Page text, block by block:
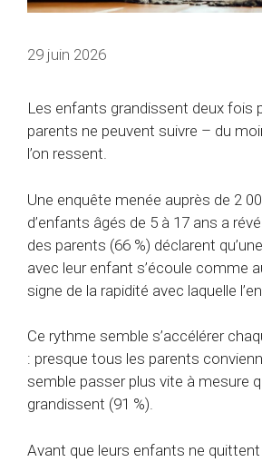
29 juin 2026
Les enfants grandissent deux fois
parents ne peuvent suivre – du
l’on ressent.
Une enquête menée auprès de 2
d’enfants âgés de 5 à 17 ans a
des parents (66 %) déclarent
avec leur enfant s’écoule comme
signe de la rapidité avec laquelle
Ce rythme semble s’accélérer
: presque tous les parents
semble passer plus vite à mesure
grandissent (91 %).
Avant que leurs enfants ne quittent